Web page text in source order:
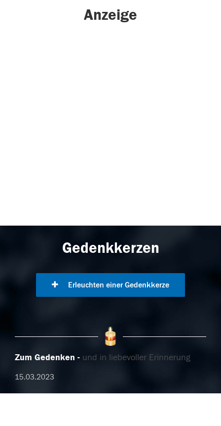
Anzeige
Gedenkkerzen
Erleuchten einer Gedenkkerze
Zum Gedenken und in liebevoller Erinnerung
15.03.2023